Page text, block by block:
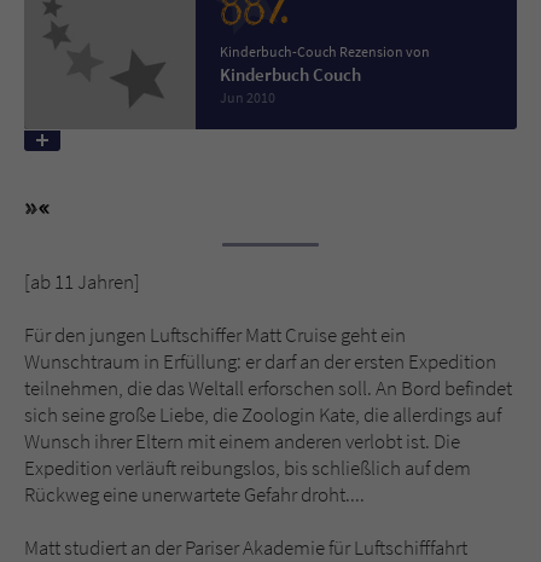
Kinderbuch-Couch Rezension von
Kinderbuch Couch
Jun 2010
[ab 11 Jahren]
Für den jungen Luftschiffer Matt Cruise geht ein
Wunschtraum in Erfüllung: er darf an der ersten Expedition
teilnehmen, die das Weltall erforschen soll. An Bord befindet
sich seine große Liebe, die Zoologin Kate, die allerdings auf
Wunsch ihrer Eltern mit einem anderen verlobt ist. Die
Expedition verläuft reibungslos, bis schließlich auf dem
Rückweg eine unerwartete Gefahr droht....
Matt studiert an der Pariser Akademie für Luftschifffahrt
tx_pwcomments_ahash
Anbieter Literatur-Couch Medien GmbH & Co. KG
Laufzeit Session
Dieses Cookie gewährleistet die
Kommunikation der Webseite mit dem
Sicherheitscode des Kontaktformulars zu